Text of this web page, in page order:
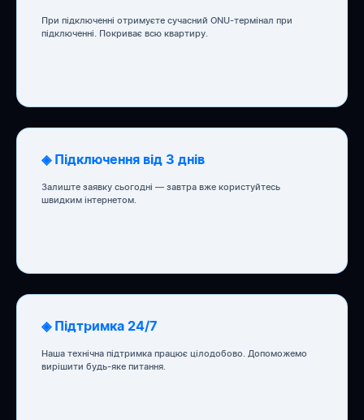
При підключенні отримуєте сучасний ONU-термінал при
підключенні. Покриває всю квартиру.
◈ Підключення від 3 днів
Залиште заявку сьогодні — завтра вже користуйтесь
швидким інтернетом.
◈ Підтримка 24/7
Наша технічна підтримка працює цілодобово. Допоможемо
вирішити будь-яке питання.